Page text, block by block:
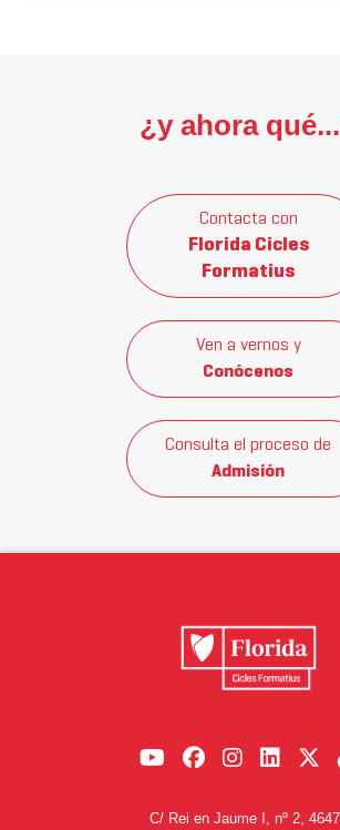
¿y ahora
Contacta con
Florida Cicles
Formatius
Ven a vernos y
Conócenos
Consulta el proceso de
Admisión
C/ Rei en Jaume I, nº 2,